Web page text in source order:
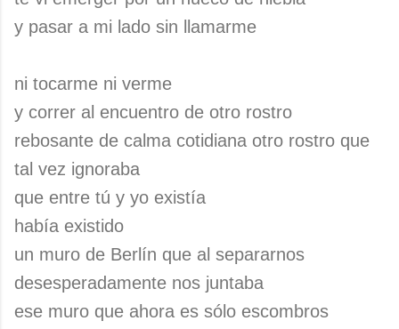
y pasar a mi lado sin llamarme
ni tocarme ni verme
y correr al encuentro de otro rostro
rebosante de calma cotidiana otro rostro que
tal vez ignoraba
que entre tú y yo existía
había existido
un muro de Berlín que al separarnos
desesperadamente nos juntaba
ese muro que ahora es sólo escombros